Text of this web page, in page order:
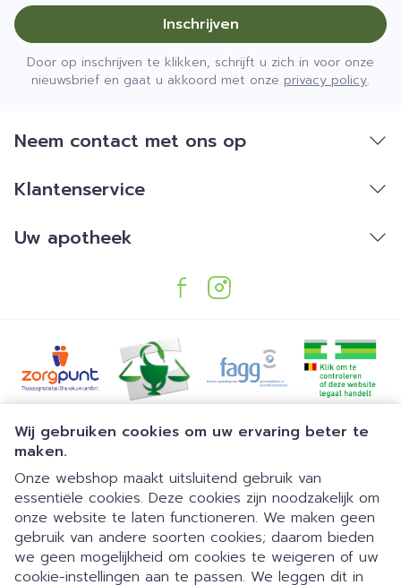
Wij gebruiken cookies om uw ervaring beter te
maken.
Onze webshop maakt uitsluitend gebruik van
essentiële cookies. Deze cookies zijn noodzakelijk om
onze website te laten functioneren. We maken geen
gebruik van andere soorten cookies; daarom bieden
we geen mogelijkheid om cookies te weigeren of uw
cookie-instellingen aan te passen. We leggen dit in
1 van 1
Inschrijven
Door op inschrijven te klikken, schrijft u zich in voor onze
nieuwsbrief en gaat u akkoord met onze privacy policy.
Neem contact met ons op
Klantenservice
Uw apotheek
Juridische links